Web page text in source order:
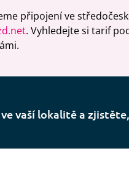
připojení ve
. Vyhledejte si tarif
vaší lokalitě a